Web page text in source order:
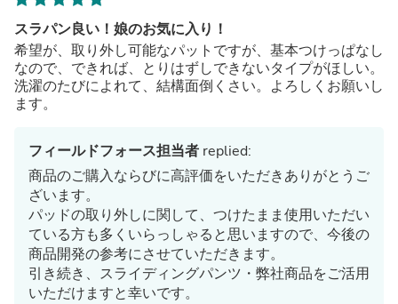
スラパン良い！娘のお気に入り！
希望が、取り外し可能なパットですが、基本つけっぱなし
なので、できれば、とりはずしできないタイプがほしい。
洗濯のたびによれて、結構面倒くさい。よろしくお願いし
ます。
フィールドフォース担当者 replied:
商品のご購入ならびに高評価をいただきありがとうご
ざいます。
パッドの取り外しに関して、つけたまま使用いただい
ている方も多くいらっしゃると思いますので、今後の
商品開発の参考にさせていただきます。
引き続き、スライディングパンツ・弊社商品をご活用
いただけますと幸いです。